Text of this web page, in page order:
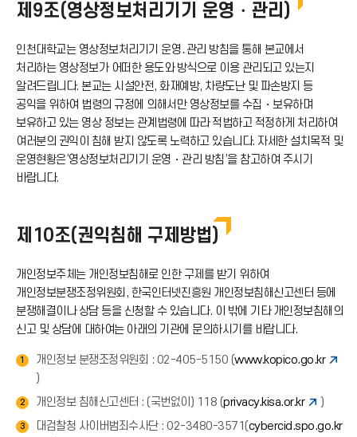
로
드
아
이
제9조(영상정보처리기기 운영・관리)
인천대학교는 영상정보처리기기 운영․관리 방침을 통해 본교에서
처리하는 영상정보가 어떠한 용도와 방식으로 이용 관리되고 있는지
알려드립니다. 본교는 시설안전, 화재예방, 차량도난 및 파손방지 등
공익을 위하여 법령의 규정에 의해서만 영상정보를 수집・보유하며
보유하고 있는 영상 정보는 관계법령에 따라 적법하고 적정하게 처리하여
여러분의 권익이 침해 받지 않도록 노력하고 있습니다. 자세한 설치목적 및
운영현황은‘영상정보처리기기 운영・관리 방침’을 참고하여 주시기
바랍니다.
제10조(권익침해 구제방법)
개인정보주체는 개인정보침해로 인한 구제를 받기 위하여
개인정보분쟁조정위원회, 한국인터넷진흥원 개인정보침해신고센터 등에
분쟁해결이나 상담 등을 신청할 수 있습니다. 이 밖에 기타 개인정보침해의
신고 및 상담에 대하여는 아래의 기관에 문의하시기를 바랍니다.
1 개인정보 분쟁조정위원회 : 02-405-5150 (www.kopico.go.kr
)
2 개인정보 침해신고센터 : (국번없이) 118 (privacy.kisa.or.kr )
3 대검찰청 사이버범죄수사단 : 02-3480-3571(cybercid.spo.go.kr